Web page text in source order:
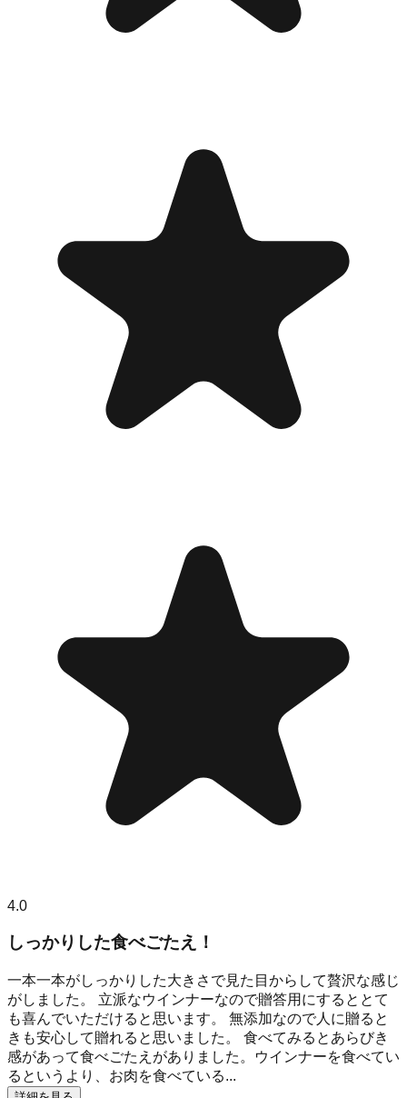
4.0
しっかりした食べごたえ！
一本一本がしっかりした大きさで見た目からして贅沢な感じ
がしました。 立派なウインナーなので贈答用にするととて
も喜んでいただけると思います。 無添加なので人に贈ると
きも安心して贈れると思いました。 食べてみるとあらびき
感があって食べごたえがありました。ウインナーを食べてい
るというより、お肉を食べている...